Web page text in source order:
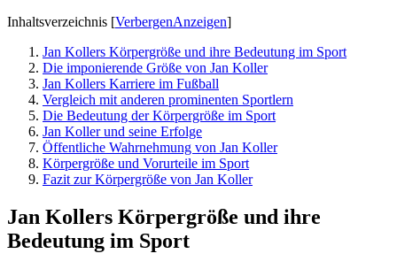
Inhaltsverzeichnis [VerbergenAnzeigen]
Jan Kollers Körpergröße und ihre Bedeutung im Sport
Die imponierende Größe von Jan Koller
Jan Kollers Karriere im Fußball
Vergleich mit anderen prominenten Sportlern
Die Bedeutung der Körpergröße im Sport
Jan Koller und seine Erfolge
Öffentliche Wahrnehmung von Jan Koller
Körpergröße und Vorurteile im Sport
Fazit zur Körpergröße von Jan Koller
Jan Kollers Körpergröße und ihre
Bedeutung im Sport